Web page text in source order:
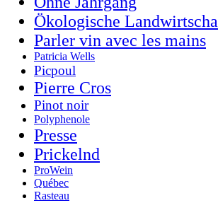
Ökologische
Parler vin avec les mains
Patricia Wells
Picpoul
Pierre Cros
Pinot noir
Polyphenole
Presse
Prickelnd
ProWein
Québec
Rasteau